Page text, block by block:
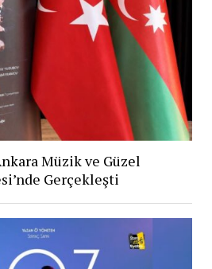
Müzik ve Güzel
Gerçekleşti